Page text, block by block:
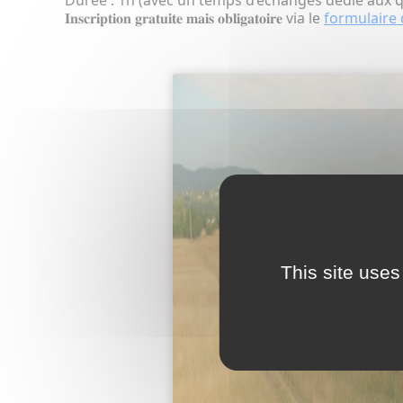
𝐈𝐧𝐬𝐜𝐫𝐢𝐩𝐭𝐢𝐨𝐧 𝐠𝐫𝐚𝐭𝐮𝐢𝐭𝐞 𝐦𝐚𝐢𝐬 𝐨𝐛𝐥𝐢𝐠𝐚𝐭𝐨𝐢𝐫𝐞 via le formulaire
This site